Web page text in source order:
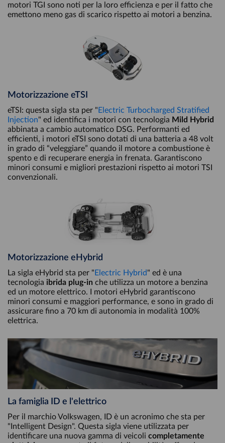
motori TGI sono noti per la loro efficienza e per il fatto che
emettono meno gas di scarico rispetto ai motori a benzina.
Motorizzazione eTSI
eTSI: questa sigla sta per " Electric Turbocharged Stratified
Injection" ed identifica i motori con tecnologia Mild Hybrid
abbinata a cambio automatico DSG. Performanti ed
efficienti, i motori eTSI sono dotati di una batteria a 48 volt
in grado di “veleggiare” quando il motore a combustione è
spento e di recuperare energia in frenata. Garantiscono
minori consumi e migliori prestazioni rispetto ai motori TSI
convenzionali.
Motorizzazione eHybrid
La sigla eHybrid sta per " Electric Hybrid" ed è una
tecnologia ibrida plug-in che utilizza un motore a benzina
ed un motore elettrico. I motori eHybrid garantiscono
minori consumi e maggiori performance, e sono in grado di
assicurare fino a 70 km di autonomia in modalità 100%
elettrica.
La famiglia ID e l'elettrico
Per il marchio Volkswagen, ID è un acronimo che sta per
"Intelligent Design". Questa sigla viene utilizzata per
identificare una nuova gamma di veicoli completamente